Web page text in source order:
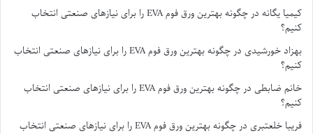
کیمیا یگانه در
چگونه بهترین ورق فوم EVA را برای نیازهای صنعتی انتخاب
کنیم؟
بهزاد خورشیدی در
چگونه بهترین ورق فوم EVA را برای نیازهای صنعتی انتخاب
کنیم؟
خانم ضابطی در
چگونه بهترین ورق فوم EVA را برای نیازهای صنعتی انتخاب
کنیم؟
فریبا خلعتبری در
چگونه بهترین ورق فوم EVA را برای نیازهای صنعتی انتخاب